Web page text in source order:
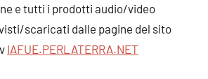
e tutti i prodotti audio/video
scaricati dalle pagine del sito
IAFUE.PERLATERRA.NET